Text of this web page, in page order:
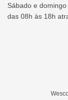
Sábado e
das 08h às 18h